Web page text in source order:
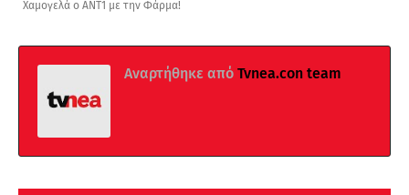
Χαμογελά ο ΑΝΤ1 με την Φάρμα!
Αναρτήθηκε από Tvnea.con team